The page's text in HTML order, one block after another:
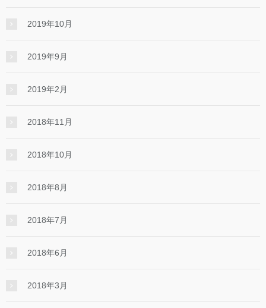
2019年10月
2019年9月
2019年2月
2018年11月
2018年10月
2018年8月
2018年7月
2018年6月
2018年3月